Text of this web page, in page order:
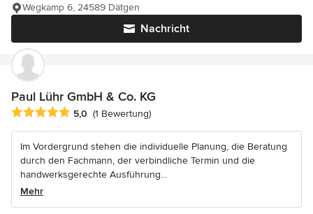
Nachricht
Wegkamp 6, 24589 Dätgen
Paul Lühr GmbH & Co. KG
Durchschnittliche Bewertung: 5 von 5 Sternen
5,0 (1 Bewertung)
Im Vordergrund stehen die individuelle Planung, die Beratung
durch den Fachmann, der verbindliche Termin und die
handwerksgerechte Ausführung...
Mehr